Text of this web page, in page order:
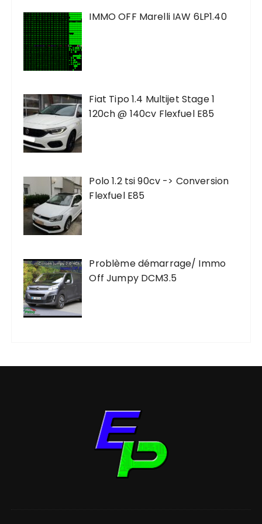
IMMO OFF Marelli IAW 6LP1.40
Fiat Tipo 1.4 Multijet Stage 1
120ch @ 140cv Flexfuel E85
Polo 1.2 tsi 90cv -> Conversion
Flexfuel E85
Problème démarrage/ Immo
Off Jumpy DCM3.5